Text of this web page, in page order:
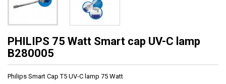
PHILIPS 75 Watt Smart cap UV-C lamp
B280005
Philips Smart Cap T5 UV-C lamp 75 Watt